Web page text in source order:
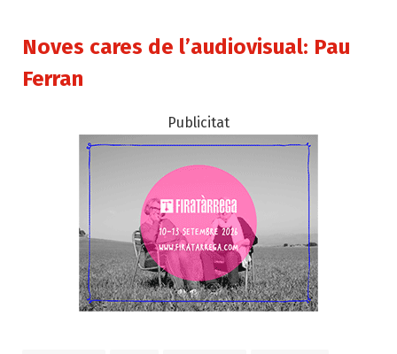
Noves cares de l’audiovisual: Pau
Ferran
Publicitat